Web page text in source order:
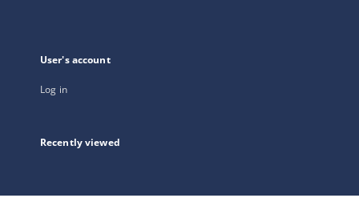
User's account
Log in
Recently viewed